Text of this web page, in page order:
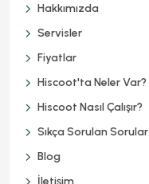
Hakkımızda
Servisler
Fiyatlar
Hiscoot'ta Neler Var?
Hiscoot Nasıl Çalışır?
Sıkça Sorulan Sorular
Blog
İletişim